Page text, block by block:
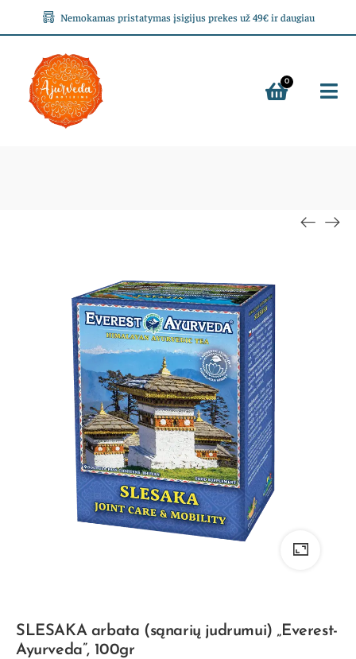
Nemokamas pristatymas įsigijus prekes už 49€ ir daugiau
0
SLESAKA arbata (sąnarių judrumui) „Everest-
Ayurveda”, 100gr